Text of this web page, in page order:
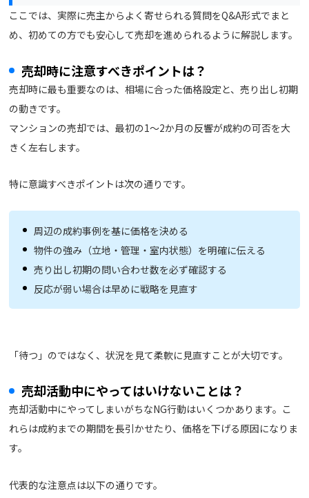
ここでは、実際に売主からよく寄せられる質問をQ&A形式でまと
め、初めての方でも安心して売却を進められるように解説します。
売却時に注意すべきポイントは？
売却時に最も重要なのは、相場に合った価格設定と、売り出し初期
の動きです。
マンションの売却では、最初の1〜2か月の反響が成約の可否を大
きく左右します。
特に意識すべきポイントは次の通りです。
周辺の成約事例を基に価格を決める
物件の強み（立地・管理・室内状態）を明確に伝える
売り出し初期の問い合わせ数を必ず確認する
反応が弱い場合は早めに戦略を見直す
「待つ」のではなく、状況を見て柔軟に見直すことが大切です。
売却活動中にやってはいけないことは？
売却活動中にやってしまいがちなNG行動はいくつかあります。こ
れらは成約までの期間を長引かせたり、価格を下げる原因になりま
す。
代表的な注意点は以下の通りです。